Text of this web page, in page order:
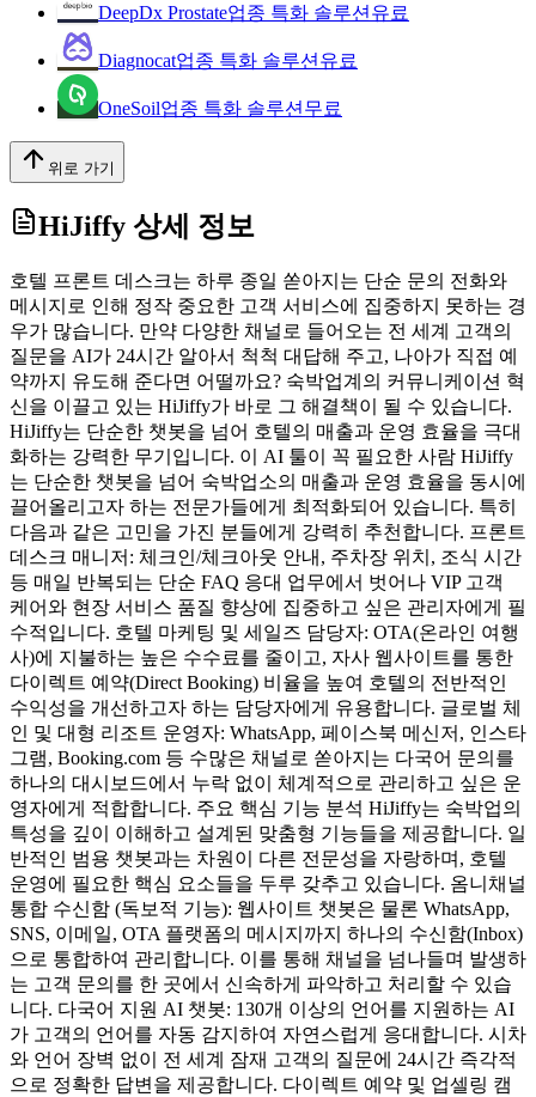
DeepDx Prostate업종 특화 솔루션 유료
Diagnocat업종 특화 솔루션 유료
OneSoil업종 특화 솔루션 무료
위로 가기
HiJiffy 상세 정보
호텔 프론트 데스크는 하루 종일 쏟아지는 단순 문의 전화와
메시지로 인해 정작 중요한 고객 서비스에 집중하지 못하는 경
우가 많습니다. 만약 다양한 채널로 들어오는 전 세계 고객의
질문을 AI가 24시간 알아서 척척 대답해 주고, 나아가 직접 예
약까지 유도해 준다면 어떨까요? 숙박업계의 커뮤니케이션 혁
신을 이끌고 있는 HiJiffy가 바로 그 해결책이 될 수 있습니다.
HiJiffy는 단순한 챗봇을 넘어 호텔의 매출과 운영 효율을 극대
화하는 강력한 무기입니다. 이 AI 툴이 꼭 필요한 사람 HiJiffy
는 단순한 챗봇을 넘어 숙박업소의 매출과 운영 효율을 동시에
끌어올리고자 하는 전문가들에게 최적화되어 있습니다. 특히
다음과 같은 고민을 가진 분들에게 강력히 추천합니다. 프론트
데스크 매니저: 체크인/체크아웃 안내, 주차장 위치, 조식 시간
등 매일 반복되는 단순 FAQ 응대 업무에서 벗어나 VIP 고객
케어와 현장 서비스 품질 향상에 집중하고 싶은 관리자에게 필
수적입니다. 호텔 마케팅 및 세일즈 담당자: OTA(온라인 여행
사)에 지불하는 높은 수수료를 줄이고, 자사 웹사이트를 통한
다이렉트 예약(Direct Booking) 비율을 높여 호텔의 전반적인
수익성을 개선하고자 하는 담당자에게 유용합니다. 글로벌 체
인 및 대형 리조트 운영자: WhatsApp, 페이스북 메신저, 인스타
그램, Booking.com 등 수많은 채널로 쏟아지는 다국어 문의를
하나의 대시보드에서 누락 없이 체계적으로 관리하고 싶은 운
영자에게 적합합니다. 주요 핵심 기능 분석 HiJiffy는 숙박업의
특성을 깊이 이해하고 설계된 맞춤형 기능들을 제공합니다. 일
반적인 범용 챗봇과는 차원이 다른 전문성을 자랑하며, 호텔
운영에 필요한 핵심 요소들을 두루 갖추고 있습니다. 옴니채널
통합 수신함 (독보적 기능): 웹사이트 챗봇은 물론 WhatsApp,
SNS, 이메일, OTA 플랫폼의 메시지까지 하나의 수신함(Inbox)
으로 통합하여 관리합니다. 이를 통해 채널을 넘나들며 발생하
는 고객 문의를 한 곳에서 신속하게 파악하고 처리할 수 있습
니다. 다국어 지원 AI 챗봇: 130개 이상의 언어를 지원하는 AI
가 고객의 언어를 자동 감지하여 자연스럽게 응대합니다. 시차
와 언어 장벽 없이 전 세계 잠재 고객의 질문에 24시간 즉각적
으로 정확한 답변을 제공합니다. 다이렉트 예약 및 업셀링 캠